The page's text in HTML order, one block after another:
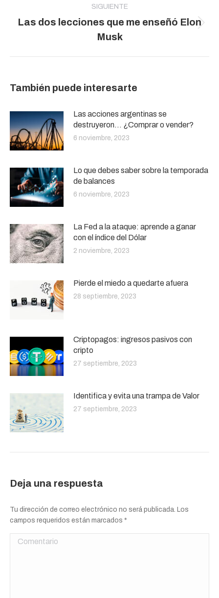
SIGUIENTE
Publicación
siguiente:
Las dos lecciones que me enseñó Elon
Musk
También puede interesarte
Las acciones argentinas se
destruyeron… ¿Comprar o vender?
6 noviembre, 2023
Lo que debes saber sobre la temporada
de balances
6 noviembre, 2023
La Fed a la ataque: aprende a ganar
con el índice del Dólar
2 noviembre, 2023
Pierde el miedo a quedarte afuera
28 septiembre, 2023
Criptopagos: ingresos pasivos con
cripto
27 septiembre, 2023
Identifica y evita una trampa de Valor
27 septiembre, 2023
Deja una respuesta
Tu dirección de correo electrónico no será publicada. Los
campos requeridos están marcados *
Comentario